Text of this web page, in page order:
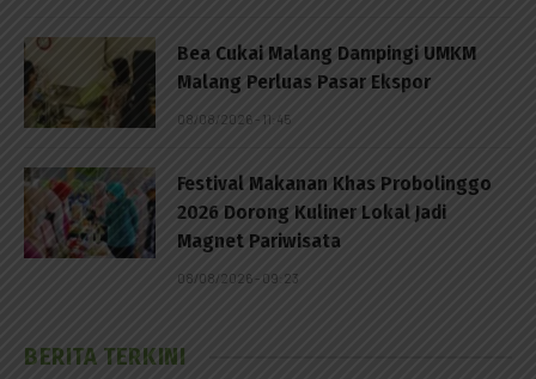
Bea Cukai Malang Dampingi UMKM
Malang Perluas Pasar Ekspor
08/08/2026 - 11:45
Festival Makanan Khas Probolinggo
2026 Dorong Kuliner Lokal Jadi
Magnet Pariwisata
08/08/2026 - 09:23
BERITA TERKINI